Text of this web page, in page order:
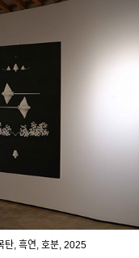
흑연, 호분, 2025